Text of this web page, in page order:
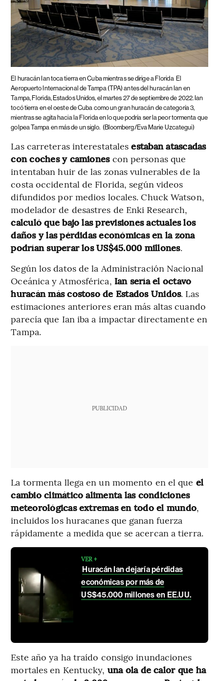
El huracán Ian toca tierra en Cuba mientras se dirige a Florida El
Aeropuerto Internacional de Tampa (TPA) antes del huracán Ian en
Tampa, Florida, Estados Unidos, el martes 27 de septiembre de 2022. Ian
tocó tierra en el oeste de Cuba como un gran huracán de categoría 3,
mientras se agita hacia la Florida en lo que podría ser la peor tormenta que
golpea Tampa en más de un siglo. (Bloomberg/Eva Marie Uzcategui)
Las carreteras interestatalesestaban atascadas
con coches y camionescon personas que
intentaban huir de las zonas vulnerables de la
costa occidental de Florida, según videos
difundidos por medios locales. Chuck Watson,
modelador de desastres de Enki Research,
calculó que bajo las previsiones actuales los
daños y las pérdidas económicas en la zona
podrían superar los US$45.000 millones.
Según los datos de la Administración Nacional
Oceánica y Atmosférica, Ian sería el octavo
huracán más costoso de Estados Unidos. Las
estimaciones anteriores eran más altas cuando
parecía que Ian iba a impactar directamente en
Tampa.
PUBLICIDAD
La tormenta llega en un momento en el que el
cambio climático alimenta las condiciones
meteorológicas extremas en todo el mundo,
incluidos los huracanes que ganan fuerza
rápidamente a medida que se acercan a tierra.
VER +
Huracán Ian dejaría pérdidas
económicas por más de
US$45.000 millones en EE.UU.
Este año ya ha traído consigo inundaciones
mortales en Kentucky, una ola de calor que ha